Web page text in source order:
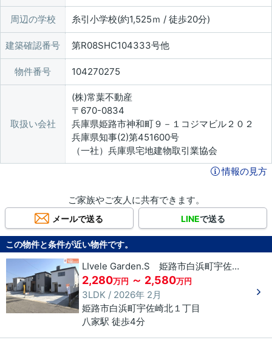
周辺の学校 糸引小学校(約1,525ｍ / 徒歩20分)
建築確認番号 第R08SHC104333号他
物件番号 104270275
取扱い会社
(株)常葉不動産
〒670-0834
兵庫県姫路市神和町９－１コジマビル２０２
兵庫県知事(2)第451600号
（一社）兵庫県宅地建物取引業協会
情報の見方
ご家族やご友人に共有できます。
メールで送る LINEで送る
この物件と条件が近い物件です。
LIvele Garden.S 姫路市白浜町宇佐崎北
2,280万円 ～ 2,580万円
3LDK / 2026年 2月
姫路市白浜町宇佐崎北 １丁目
八家駅 徒歩4分